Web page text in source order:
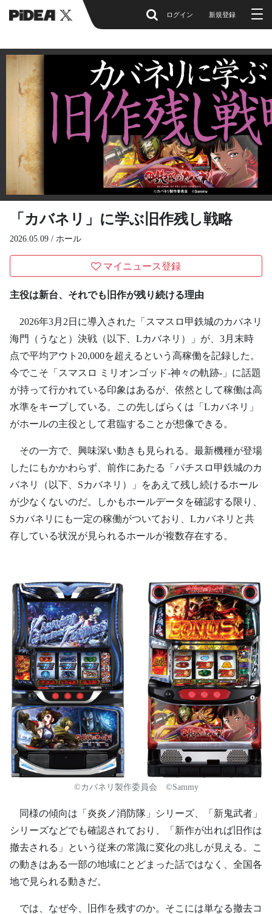
ログイン 新規登録
「カバネリ」に学ぶ旧作残し戦略
2026.05.09 / ホール
マイニュース登録
主役は新台、それでも旧作が残り続ける理由
2026年3月2日に導入された「スマスロ甲鉄城のカバネリ
海門（うなと）決戦（以下、Lカバネリ）」が、3月末時
点で平均アウト20,000を超えるという高稼働を記録した。
今でこそ「スマスロ ミリオンゴッド-神々の軌跡-」に話題
が持って行かれている印象はあるが、依然として稼働は高
水準をキープしている。この先しばらくは「Lカバネリ」
がホールの主役として君臨することが想像できる。
その一方で、興味深い動きも見られる。最新機種が登場
したにもかかわらず、前作にあたる「パチスロ甲鉄城のカ
バネリ（以下、Sカバネリ）」をあえて残し続けるホール
が少なくないのだ。しかもホールデータを確認する限り、
Sカバネリにも一定の稼働がついており、Lカバネリと共
存している状況が見られるホールが複数存在する。
©カバネリ製作委員会 ©Sammy
同様の傾向は「炎炎ノ消防隊」シリーズ、「新鬼武者」
シリーズなどでも確認されており、「新作が出れば旧作は
撤去される」という従来の常識に変化の兆しが見える。こ
の動きはある一部の地域にとどまった話ではなく、全国各
地で見られる動きだ。
では、なぜ今、旧作を残すのか。そこには単なる撤去コ